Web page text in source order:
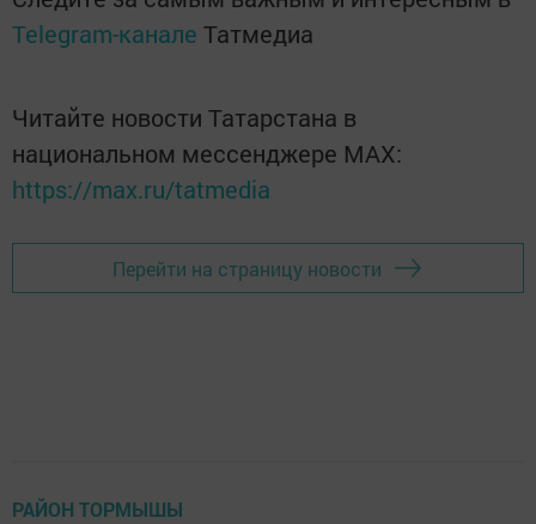
Telegram-канале Татмедиа
Читайте новости Татарстана в
национальном мессенджере MАХ:
https://max.ru/tatmedia
Перейти на страницу новости
РАЙОН ТОРМЫШЫ